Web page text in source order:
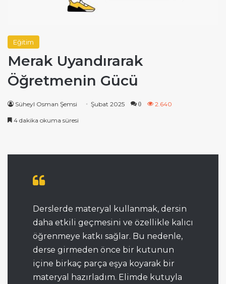
Eğitim
Merak Uyandırarak
Öğretmenin Gücü
Süheyl Osman Şemsi Şubat 2025 0 2.640
4 dakika okuma süresi
Derslerde materyal kullanmak, dersin
daha etkili geçmesini ve özellikle kalıcı
öğrenmeye katkı sağlar. Bu nedenle,
derse girmeden önce bir kutunun
içine birkaç parça eşya koyarak bir
materyal hazırladım. Elimde kutuyla